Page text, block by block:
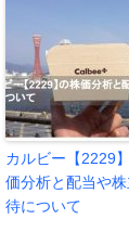
カルビー【2229
価分析と配当や
待について